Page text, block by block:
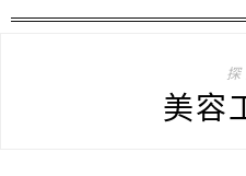
美容